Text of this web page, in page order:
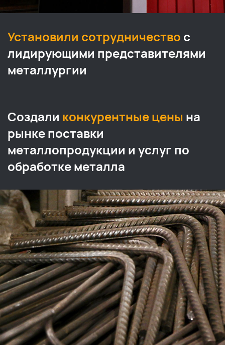
Установили сотрудничество с
лидирующими представителями
металлургии
Создали конкурентные цены на
рынке поставки
металлопродукции и услуг по
обработке металла